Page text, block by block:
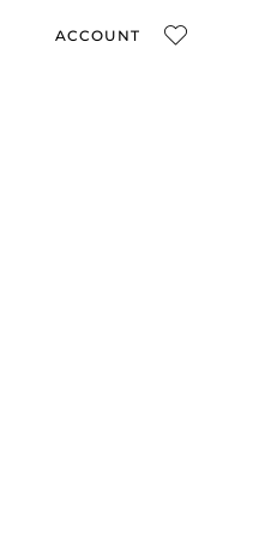
ACCOUNT